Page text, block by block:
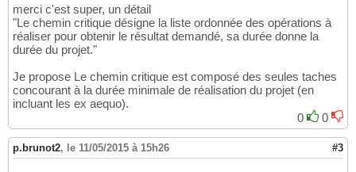
merci c'est super, un détail
"Le chemin critique désigne la liste ordonnée des opérations à
réaliser pour obtenir le résultat demandé, sa durée donne la
durée du projet."
Je propose Le chemin critique est composé des seules taches
concourant à la durée minimale de réalisation du projet (en
incluant les ex aequo).
0
0
p.brunot2, le 11/05/2015 à 15h26 #3